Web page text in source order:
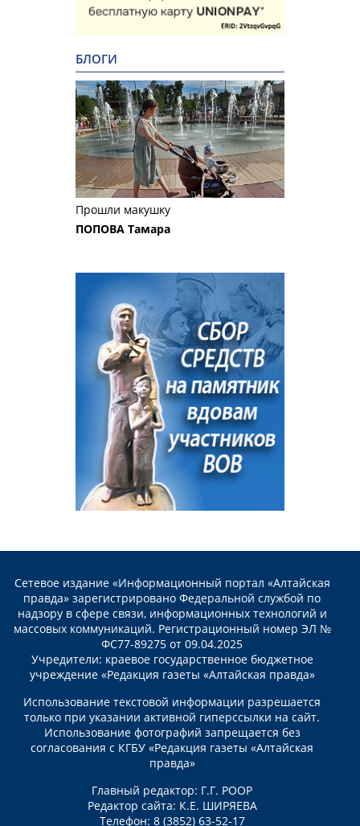
БЛОГИ
Прошли макушку
ПОПОВА Тамара
Сетевое издание «Информационный портал «Алтайская
правда» зарегистрировано Федеральной службой по
надзору в сфере связи, информационных технологий и
массовых коммуникаций. Регистрационный номер ЭЛ №
ФС77-89275 от 09.04.2025
Учредители: краевое государственное бюджетное
учреждение «Редакция газеты «Алтайская правда»
Использование текстовой информации разрешается
только при указании активной гиперссылки на сайт.
Использование фотографий запрещается без
согласования с КГБУ «Редакция газеты «Алтайская
правда»
Главный редактор: Г.Г. РООР
Редактор сайта: К.Е. ШИРЯЕВА
Телефон: 8 (3852) 63-52-17